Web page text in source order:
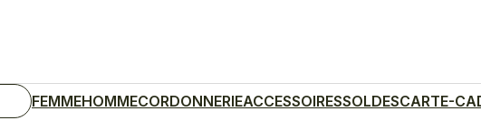
FEMMEHOMMECORDONNERIEACCESSOIRESSOLDESCARTE-